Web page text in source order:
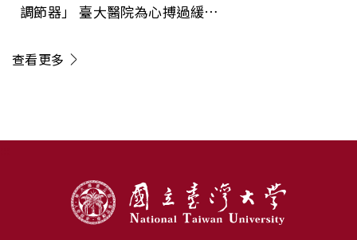
調節器」 臺大醫院為心搏過緩病
查看更多